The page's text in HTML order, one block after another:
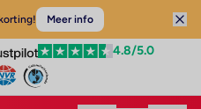
Meer info
4.8/5.0